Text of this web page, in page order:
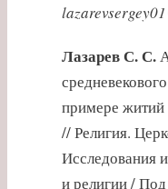
Лазарев С. С.
примере
// Религия.
Исследования
и религии /